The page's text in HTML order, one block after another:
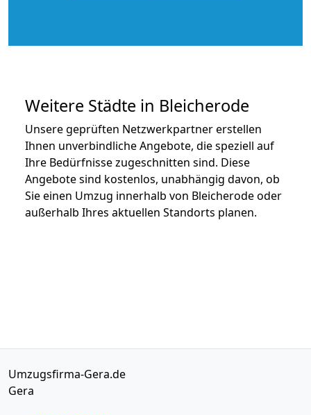
Weitere Städte in Bleicherode
Unsere geprüften Netzwerkpartner erstellen
Ihnen unverbindliche Angebote, die speziell auf
Ihre Bedürfnisse zugeschnitten sind. Diese
Angebote sind kostenlos, unabhängig davon, ob
Sie einen Umzug innerhalb von Bleicherode oder
außerhalb Ihres aktuellen Standorts planen.
Umzugsfirma-Gera.de
Gera